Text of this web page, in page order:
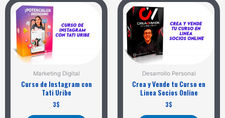
Marketing Digital
Curso de Instagram con
Tati Uribe
3$
Desarrollo Personal
Crea y Vende tu Curso en
Linea Socios Online
3$